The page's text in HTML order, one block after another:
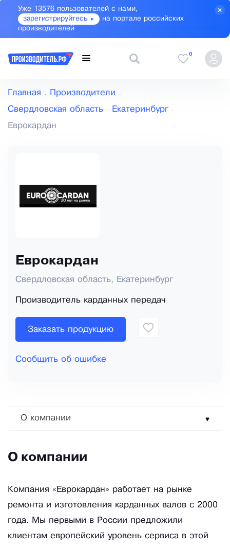
Уже 13576 пользователей с нами,
зарегистрируйтесь
на портале российских
производителей
0
Главная Производители
Свердловская область Екатеринбург
Еврокардан
Еврокардан
Свердловская область, Екатеринбург
Производитель карданных передач
Заказать продукцию
Сообщить об ошибке
О компании
О компании
Компания «Еврокардан» работает на рынке
ремонта и изготовления карданных валов с 2000
года. Мы первыми в России предложили
клиентам европейский уровень сервиса в этой